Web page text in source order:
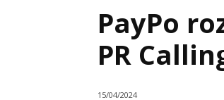
PayPo
PR
15/04/2024